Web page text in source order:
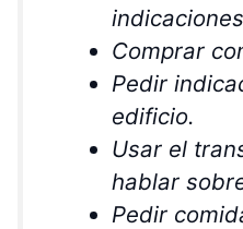
Comprar
Pedir
edificio.
Usar el
hablar
Pedir